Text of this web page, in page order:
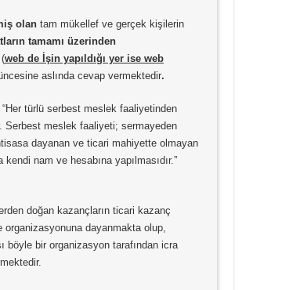
olan tam mükellef ve gerçek kişilerin
tamamı üzerinden
web de İşin yapıldığı yer ise web
aslında cevap vermektedir.
türlü serbest meslek faaliyetinden
Serbest meslek faaliyeti; sermayeden
dayanan ve ticari mahiyette olmayan
nam ve hesabına yapılmasıdır.”
doğan kazançların ticari kazanç
dayanmakta olup,
böyle bir organizasyon tarafından icra